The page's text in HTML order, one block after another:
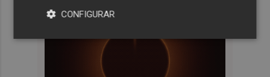
CONFIGURAR